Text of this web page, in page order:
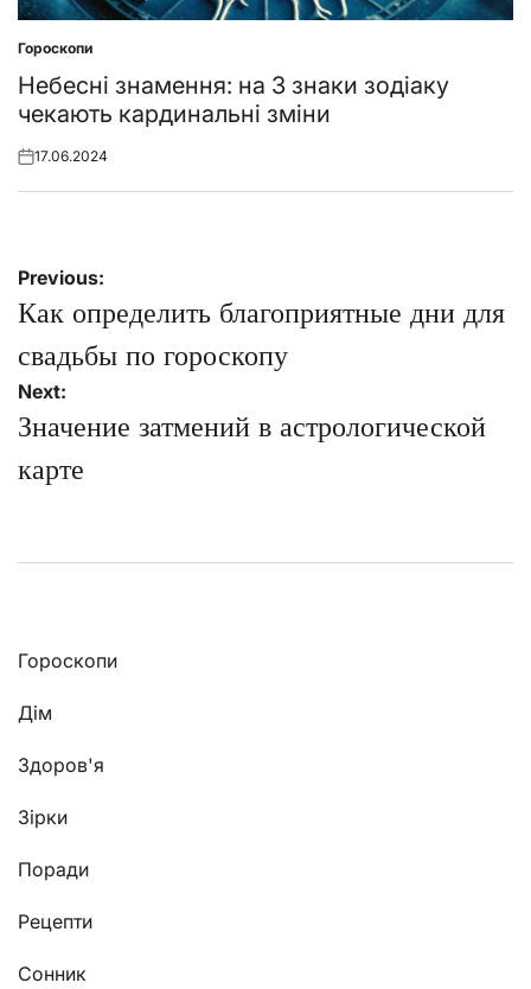
Posted
in
Гороскопи
Небесні знамення: на 3 знаки зодіаку
чекають кардинальні зміни
Posted
17.06.2024
Навігація
записів
Previous:
Как определить благоприятные дни для
свадьбы по гороскопу
Next:
Значение затмений в астрологической
карте
Гороскопи
Дім
Здоров'я
Зірки
Поради
Рецепти
Сонник